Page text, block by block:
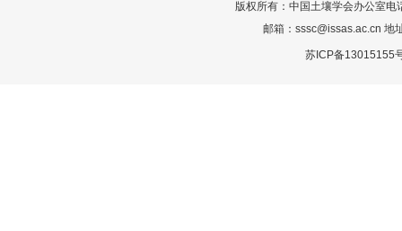
版权所有：中国土壤学会办公室
邮箱：sssc@issas.ac.cn 地
苏ICP备13015155